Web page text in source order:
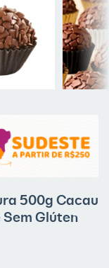
500g Cacau
Glúten